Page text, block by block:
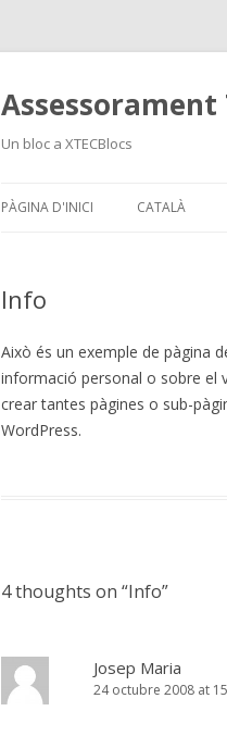
Assessorament
Un bloc a XTECBlocs
PÀGINA D'INICI CATALÀ
Info
Això és un exemple de pàgina
informació personal o sobre el
crear tantes pàgines o sub-
WordPress.
4 thoughts on “Info”
Josep Maria
24 octubre 2008 at